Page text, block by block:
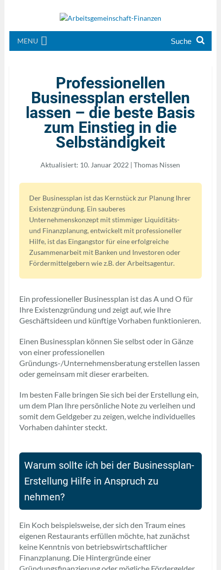
MENU
Professionellen
Businessplan erstellen
lassen – die beste Basis
zum Einstieg in die
Selbständigkeit
Aktualisiert: 10. Januar 2022 | Thomas Nissen
Der Businessplan ist das Kernstück zur Planung Ihrer
Existenzgründung. Ein sauberes
Unternehmenskonzept mit stimmiger Liquiditäts-
und Finanzplanung, entwickelt mit professioneller
Hilfe, ist das Eingangstor für eine erfolgreiche
Zusammenarbeit mit Banken und Investoren oder
Fördermittelgebern wie z.B. der Arbeitsagentur.
Ein professioneller Businessplan ist das A und O für
Ihre Existenzgründung und zeigt auf, wie Ihre
Geschäftsideen und künftige Vorhaben funktionieren.
Einen Businessplan können Sie selbst oder in Gänze
von einer professionellen
Gründungs-/Unternehmensberatung erstellen lassen
oder gemeinsam mit dieser erarbeiten.
Im besten Falle bringen Sie sich bei der Erstellung ein,
um dem Plan Ihre persönliche Note zu verleihen und
somit dem Geldgeber zu zeigen, welche individuelles
Vorhaben dahinter steckt.
Warum sollte ich bei der Businessplan-
Erstellung Hilfe in Anspruch zu
nehmen?
Ein Koch beispielsweise, der sich den Traum eines
eigenen Restaurants erfüllen möchte, hat zunächst
keine Kenntnis von betriebswirtschaftlicher
Finanzplanung. Die Hintergründe einer